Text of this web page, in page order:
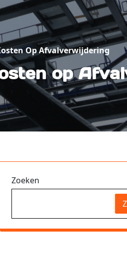
Op Afvalverwijdering
op
Zoeken